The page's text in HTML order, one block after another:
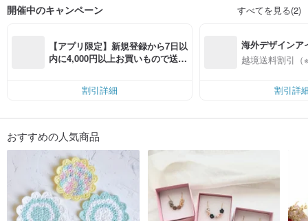
durable and durable.
開催中のキャンペーン すべてを見る(2)
【アプリ限定】新規登録から7日以
内に4,000円以上お買いもので送料
割引詳細
海外デザインア
入
越境送料割引（
割引詳
おすすめの人気商品